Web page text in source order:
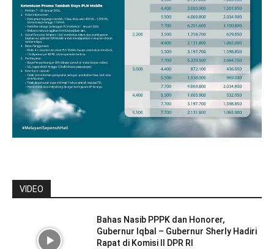
VIDEO
Bahas Nasib PPPK dan Honorer,
Gubernur Iqbal – Gubernur Sherly Hadiri
Rapat di Komisi II DPR RI